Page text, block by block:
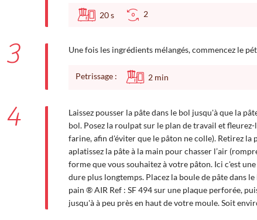
20s 2
3 Une fois les ingrédients mélangés, commencez le
Petrissage : 2 min
4
Laissez pousser la pâte dans le bol jusqu'à que la
bol. Posez la roulpat sur le plan de travail et fleurez-
farine, afin d'éviter que le pâton ne colle). Retirez la
aplatissez la pâte à la main pour chasser l’air
forme que vous souhaitez à votre pâton. Ici c'est
dure plus longtemps. Placez la boule de pâte dans
pain ® AIR Ref : SF 494 sur une plaque perforée,
jusqu'à à peu près en haut de votre moule. Soit